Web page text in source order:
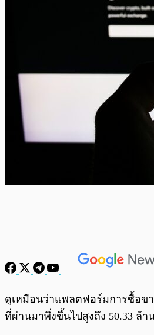
พร้อมเล่น
ดูเหมือนว่าแพลตฟอร์มการซื้อข
ที่ผ่านมาพึ่งขึ้นไปสูงถึง 50.33 ล้า